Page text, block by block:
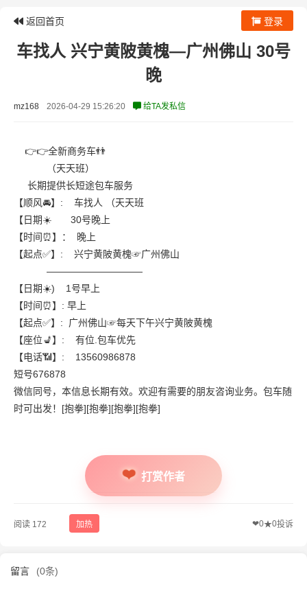
返回首页 登录
车找人 兴宁黄陂黄槐—广州佛山 30号
晚
mz168 2026-04-29 15:26:20 给TA发私信
👉👉全新商务车👬
（天天班）
长期提供长短途包车服务
【顺风🚘】: 车找人 （天天班
【日期☀️ 30号晚上
【时间⏰】： 晚上
【起点✅】: 兴宁黄陂黄槐☞广州佛山
——————————
【日期☀️) 1号早上
【时间⏰】: 早上
【起点✅】: 广州佛山☞每天下午兴宁黄陂黄槐
【座位💺】: 有位.包车优先
【电话📶】: 13560986878
短号676878
微信同号，本信息长期有效。欢迎有需要的朋友咨询业务。包车随
时可出发！[抱拳][抱拳][抱拳][抱拳]
打赏作者
阅读 172 加热 ❤0★0投诉
留言 (0条)